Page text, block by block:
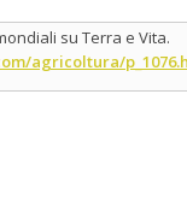
su Terra e Vita.
agricoltura/